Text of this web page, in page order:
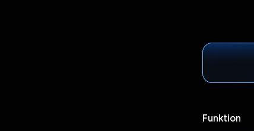
Funktion